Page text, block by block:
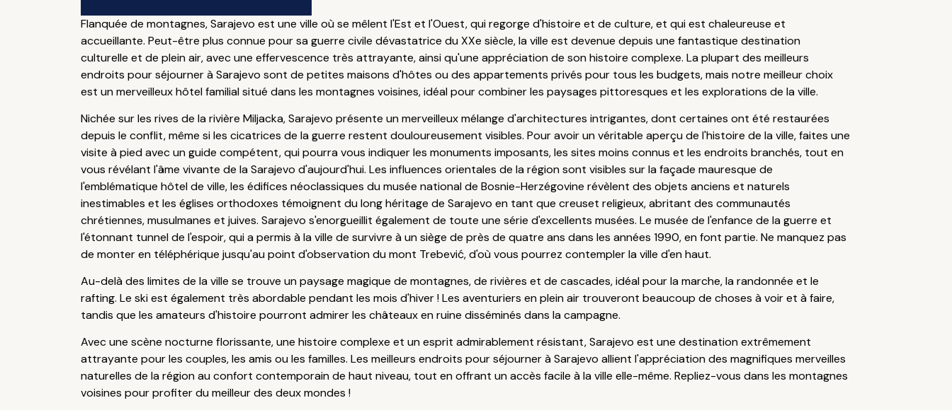
Flanquée de montagnes, Sarajevo est une ville où se mêlent l'Est et l'Ouest, qui regorge d'histoire et de culture, et qui est chaleureuse et
accueillante. Peut-être plus connue pour sa guerre civile dévastatrice du XXe siècle, la ville est devenue depuis une fantastique destination
culturelle et de plein air, avec une effervescence très attrayante, ainsi qu'une appréciation de son histoire complexe. La plupart des meilleurs
endroits pour séjourner à Sarajevo sont de petites maisons d'hôtes ou des appartements privés pour tous les budgets, mais notre meilleur choix
est un merveilleux hôtel familial situé dans les montagnes voisines, idéal pour combiner les paysages pittoresques et les explorations de la ville.
Nichée sur les rives de la rivière Miljacka, Sarajevo présente un merveilleux mélange d'architectures intrigantes, dont certaines ont été restaurées
depuis le conflit, même si les cicatrices de la guerre restent douloureusement visibles. Pour avoir un véritable aperçu de l'histoire de la ville, faites une
visite à pied avec un guide compétent, qui pourra vous indiquer les monuments imposants, les sites moins connus et les endroits branchés, tout en
vous révélant l'âme vivante de la Sarajevo d'aujourd'hui. Les influences orientales de la région sont visibles sur la façade mauresque de
l'emblématique hôtel de ville, les édifices néoclassiques du musée national de Bosnie-Herzégovine révèlent des objets anciens et naturels
inestimables et les églises orthodoxes témoignent du long héritage de Sarajevo en tant que creuset religieux, abritant des communautés
chrétiennes, musulmanes et juives. Sarajevo s'enorgueillit également de toute une série d'excellents musées. Le musée de l'enfance de la guerre et
l'étonnant tunnel de l'espoir, qui a permis à la ville de survivre à un siège de près de quatre ans dans les années 1990, en font partie. Ne manquez pas
de monter en téléphérique jusqu'au point d'observation du mont Trebević, d'où vous pourrez contempler la ville d'en haut.
Au-delà des limites de la ville se trouve un paysage magique de montagnes, de rivières et de cascades, idéal pour la marche, la randonnée et le
rafting. Le ski est également très abordable pendant les mois d'hiver ! Les aventuriers en plein air trouveront beaucoup de choses à voir et à faire,
tandis que les amateurs d'histoire pourront admirer les châteaux en ruine disséminés dans la campagne.
Avec une scène nocturne florissante, une histoire complexe et un esprit admirablement résistant, Sarajevo est une destination extrêmement
attrayante pour les couples, les amis ou les familles. Les meilleurs endroits pour séjourner à Sarajevo allient l'appréciation des magnifiques merveilles
naturelles de la région au confort contemporain de haut niveau, tout en offrant un accès facile à la ville elle-même. Repliez-vous dans les montagnes
voisines pour profiter du meilleur des deux mondes !